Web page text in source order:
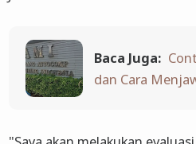
Baca Juga:
dan Cara